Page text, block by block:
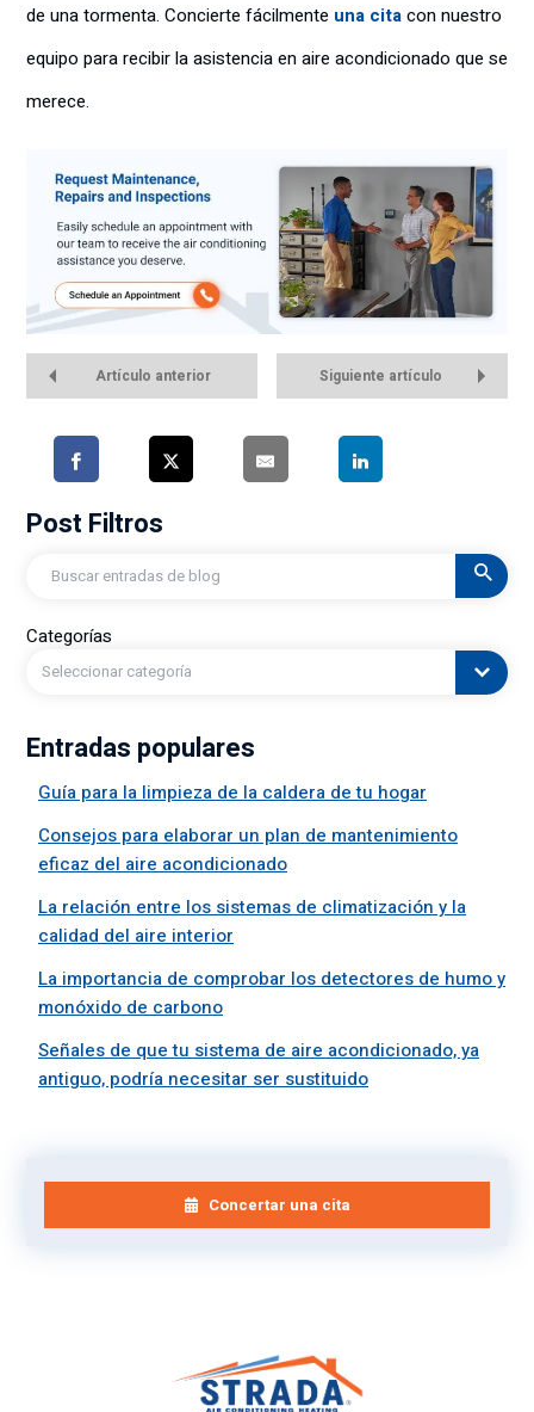
de una tormenta. Concierte fácilmente una citacon nuestro
equipo para recibir la asistencia en aire acondicionado que se
merece.
Artículo anterior Siguiente artículo
Post Filtros
Buscar
en
Categorías
Seleccionar categoría
Entradas populares
Guía para la limpieza de la caldera de tu hogar
Consejos para elaborar un plan de mantenimiento
eficaz del aire acondicionado
La relación entre los sistemas de climatización y la
calidad del aire interior
La importancia de comprobar los detectores de humo y
monóxido de carbono
Señales de que tu sistema de aire acondicionado, ya
antiguo, podría necesitar ser sustituido
Concertar una cita